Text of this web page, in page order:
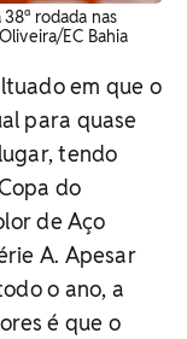
rodada nas
EC Bahia
em que o
para quase
tendo
do
de Aço
A. Apesar
o ano, a
é que o